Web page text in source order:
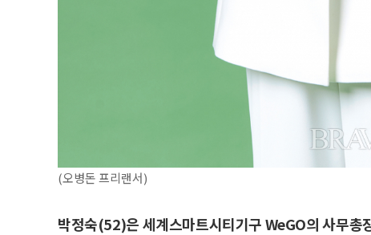
(오병돈 프리랜서)
박정숙(52)은 세계스마트시티기구 WeGO의 사무총